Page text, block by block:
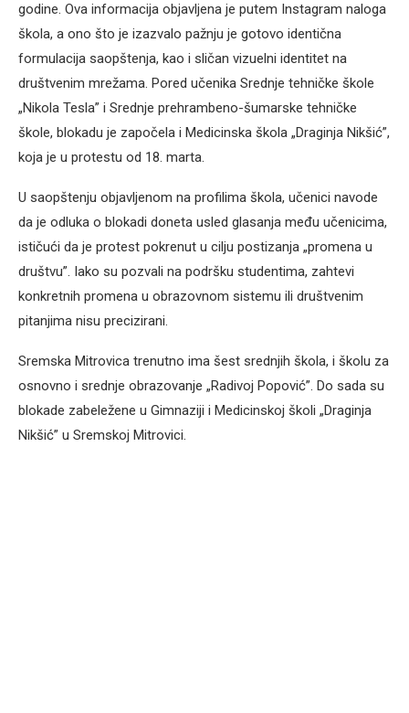
godine. Ova informacija objavljena je putem Instagram naloga
škola, a ono što je izazvalo pažnju je gotovo identična
formulacija saopštenja, kao i sličan vizuelni identitet na
društvenim mrežama. Pored učenika Srednje tehničke škole
„Nikola Tesla” i Srednje prehrambeno-šumarske tehničke
škole, blokadu je započela i Medicinska škola „Draginja Nikšić”,
koja je u protestu od 18. marta.
U saopštenju objavljenom na profilima škola, učenici navode
da je odluka o blokadi doneta usled glasanja među učenicima,
ističući da je protest pokrenut u cilju postizanja „promena u
društvu”. Iako su pozvali na podršku studentima, zahtevi
konkretnih promena u obrazovnom sistemu ili društvenim
pitanjima nisu precizirani.
Sremska Mitrovica trenutno ima šest srednjih škola, i školu za
osnovno i srednje obrazovanje „Radivoj Popović”. Do sada su
blokade zabeležene u Gimnaziji i Medicinskoj školi „Draginja
Nikšić” u Sremskoj Mitrovici.